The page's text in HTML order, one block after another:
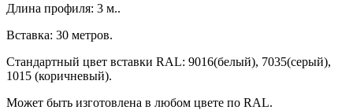
Длина профиля: 3 м..
Вставка: 30 метров.
Стандартный цвет вставки RAL: 9016(белый), 7035(серый),
1015 (коричневый).
Может быть изготовлена в любом цвете по RAL.